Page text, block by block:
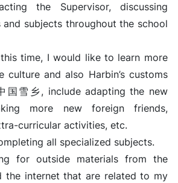
the Supervisor, discussing
and subjects throughout the school
time, I would like to learn more
culture and also Harbin’s customs
国雪乡, include adapting the new
more new foreign friends,
curricular activities, etc.
all specialized subjects.
for outside materials from the
the internet that are related to my